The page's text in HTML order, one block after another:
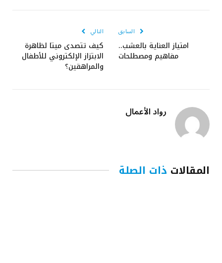
السابق
امتياز العناية بالعشب..
مفاهيم ومصطلحات
التالي
كيف تتصدى ميتا لظاهرة
الابتزاز الإلكتروني للأطفال
والمراهقين؟
رواد الأعمال
المقالات ذات الصلة